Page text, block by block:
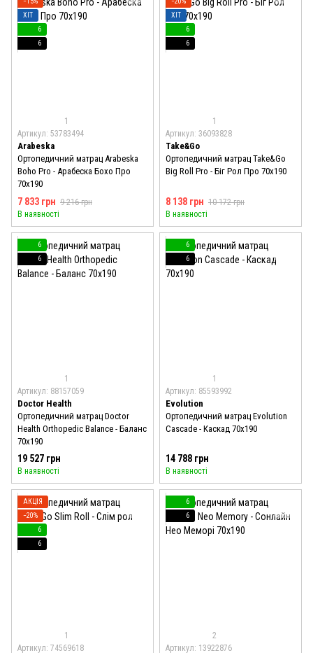
ХІТ
6
6
1
Артикул: 53783494
Arabeska
Ортопедичний матрац Arabeska
Boho Pro - Арабеска Бохо Про
70x190
7 833 грн 9 216 грн
В наявності
ХІТ
6
6
1
Артикул: 36093828
Take&Go
Ортопедичний матрац Take&Go
Big Roll Pro - Біг Рол Про 70x190
8 138 грн 10 172 грн
В наявності
6
6
1
Артикул: 88157059
Doctor Health
Ортопедичний матрац Doctor
Health Orthopedic Balance - Баланс
70x190
19 527 грн
В наявності
6
6
1
Артикул: 85593992
Evolution
Ортопедичний матрац Evolution
Cascade - Каскад 70x190
14 788 грн
В наявності
АКЦІЯ
−20%
6
6
1
Артикул: 74569618
6
6
2
Артикул: 13922876